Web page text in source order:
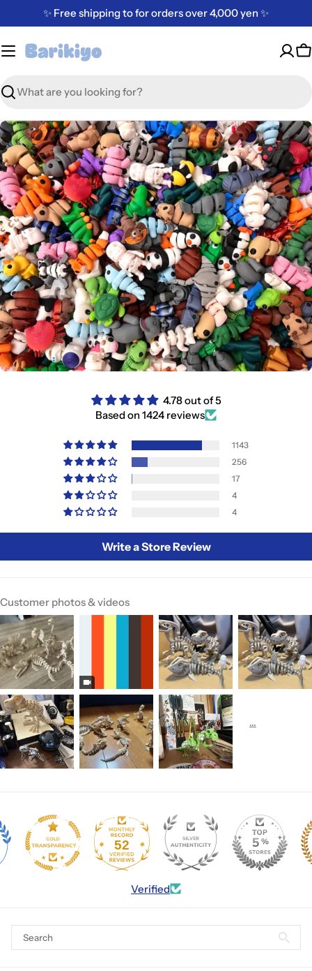
to
content
✨ Free shipping to for orders over 4,000 yen ✨
Search
4.78 out of 5
Based on 1424 reviews
1143
256
17
4
4
Write a Store Review
Customer photos & videos
52
Verified